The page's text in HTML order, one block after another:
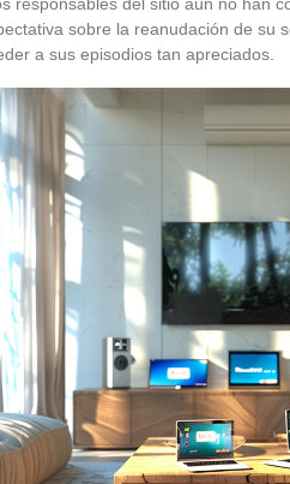
sobre la reanudación de su
a sus episodios tan apreciados.